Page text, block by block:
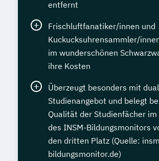
entfernt
Frischluftfanatiker/innen und
Kuckucksuhrensammler/
im wunderschönen
ihre Kosten
Überzeugt besonders mit
Studienangebot und belegt
Qualität der Studienfächer im
des INSM-Bildungsmonitors
den dritten Platz (Quelle:
bildungsmonitor.de)